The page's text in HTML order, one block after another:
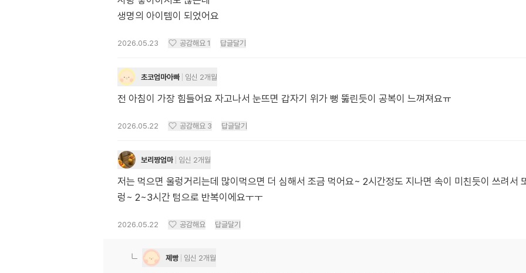
생명의 아이템이 되었어요
2026.05.23 공감해요 1 답글달기
초코엄마아빠 임신 2개월
전 아침이 가장 힘들어요 자고나서 눈뜨면 갑자기 위가 뻥 뚫린듯이 공복이 느껴져요ㅠ
2026.05.22 공감해요 3 답글달기
보리짱엄마 임신 2개월
저는 먹으면 울렁거리는데 많이먹으면 더 심해서 조금 먹어요~ 2시간정도 지나면 속이 미친듯이 쓰려서
렁~ 2~3시간 텀으로 반복이에요ㅜㅜ
2026.05.22 공감해요 답글달기
졔빵 임신 2개월